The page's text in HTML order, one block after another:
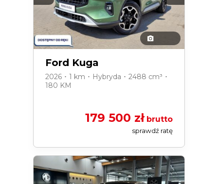
Ford Kuga
2026 ･ 1 km ･ Hybryda ･ 2488 cm³ ･
180 KM
179 500 złbrutto
sprawdź ratę